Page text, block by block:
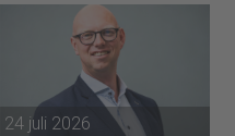
eigenlijk?
24 juli 2026